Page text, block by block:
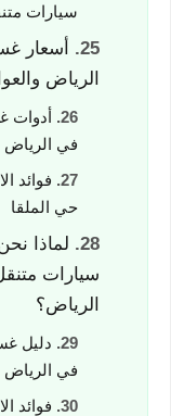
سيارات
أسعار
الرياض
أدوات
في الرياض
فوائد
حي الملقا
لماذا
سيارات
الرياض؟
دليل
في الرياض
فوائد